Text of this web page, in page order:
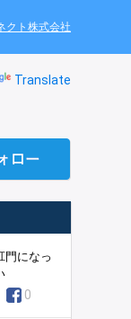
クト株式会社
Translate
門になっ
0